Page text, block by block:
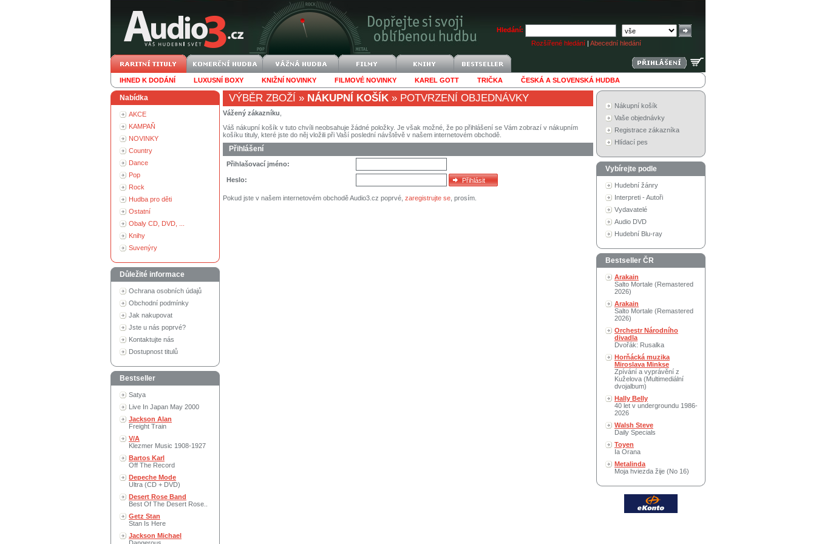
Hledání:
Rozšířené hledání | Abecední hledání
IHNED K DODÁNÍ LUXUSNÍ BOXY KNIŽNÍ NOVINKY FILMOVÉ NOVINKY KAREL GOTT TRIČKA ČESKÁ A SLOVENSKÁ HUDBA
Nabídka
AKCE
KAMPAŇ
NOVINKY
Country
Dance
Pop
Rock
Hudba pro děti
Ostatní
Obaly CD, DVD, ...
Knihy
Suvenýry
Důležité informace
Ochrana osobních údajů
Obchodní podmínky
Jak nakupovat
Jste u nás poprvé?
Kontaktujte nás
Dostupnost titulů
Bestseller
Satya
Live In Japan May 2000
Jackson Alan
Freight Train
V/A
Klezmer Music 1908-1927
Bartos Karl
Off The Record
Depeche Mode
Ultra (CD + DVD)
Desert Rose Band
Best Of The Desert Rose..
Getz Stan
Stan Is Here
Jackson Michael
VÝBĚR ZBOŽÍ » NÁKUPNÍ KOŠÍK » POTVRZENÍ OBJEDNÁVKY
Vážený zákazníku
Váš nákupní košík v tuto chvíli neobsahuje žádné položky. Je však možné, že po přihlášení se Vám zobrazí v nákupním
košíku tituly, které jste do něj vložili při Vaší poslední návštěvě v našem internetovém obchodě.
Přihlášení
Přihlašovací jméno:
Heslo:
Pokud jste v našem internetovém obchodě Audio3.cz poprvé, zaregistrujte se , prosím.
Nákupní košík
Vaše objednávky
Registrace zákazníka
Hlídací pes
Vybírejte podle
Hudební žánry
Interpreti - Autoři
Vydavatelé
Audio DVD
Hudební Blu-ray
Bestseller ČR
Arakain
Salto Mortale (Remastered
2026)
Arakain
Salto Mortale (Remastered
2026)
Orchestr Národního
divadla
Dvořák: Rusalka
Horňácká muzika
Miroslava Minkse
Zpívání a vyprávění z
Kuželova (Multimediální
dvojalbum)
Hally Belly
40 let v undergroundu 1986-
2026
Walsh Steve
Daily Specials
Toyen
Ia Orana
Metalinda
Moja hviezda žije (No 16)